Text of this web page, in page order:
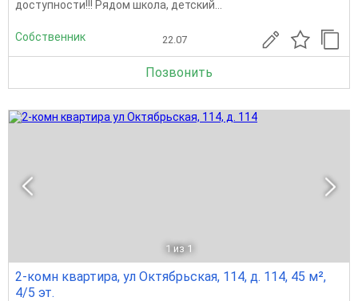
доступности!!! Рядом школа, детский...
Собственник 22.07
Позвонить
1 из 1
2-комн квартира, ул Октябрьская, 114, д. 114, 45 м²,
4/5 эт.